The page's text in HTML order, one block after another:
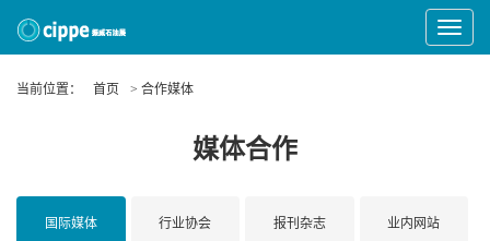
Toggle
当前位置：
首页 > 合作媒体
媒体合作
国际媒体 行业协会 报刊杂志 业内网站